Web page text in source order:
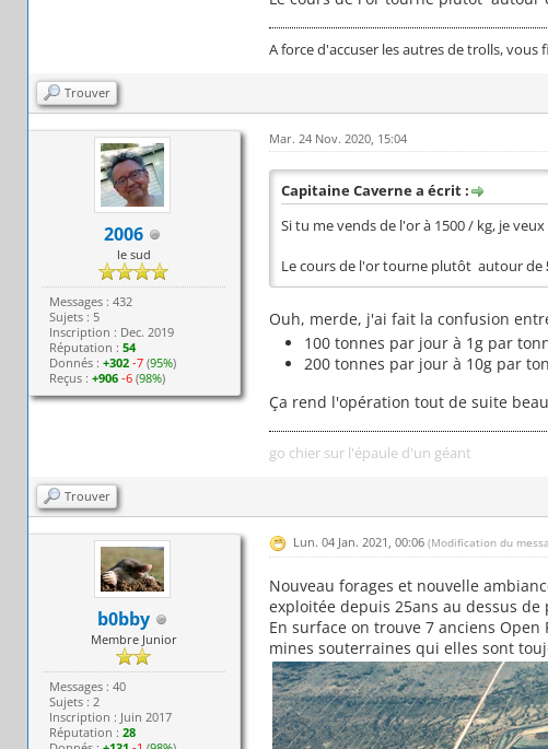
A force d'accuser les autres de trolls, vous
Trouver
2006
le sud
Messages : 432
Sujets : 5
Inscription : Dec. 2019
Réputation : 54
Donnés : +302 -7(95%)
Reçus : +906 -6(98%)
Mar. 24 Nov. 2020, 15:04
Capitaine Caverne a écrit :
Si tu me vends de l'or à 1500 / kg, je
Le cours de l'or tourne plutôt autour de
Ouh, merde, j'ai fait la confusion
100 tonnes par jour à 1g par
200 tonnes par jour à 10g par
Ça rend l'opération tout de suite
go chier sur l'épaule d'un géant
Trouver
b0bby
Membre Junior
Messages : 40
Sujets : 2
Inscription : Juin 2017
Réputation : 28
Lun. 04 Jan. 2021, 00:06 (Modification du
Nouveau forages et nouvelle
exploitée depuis 25ans au dessus de
En surface on trouve 7 anciens Open
mines souterraines qui elles sont